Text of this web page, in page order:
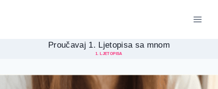
Proučavaj 1. Ljetopisa sa mnom
1. LJETOPISA